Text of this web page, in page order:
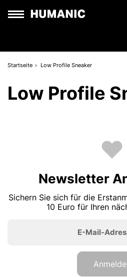
Startseite Low Profile Sneaker
Low Profile
Newsletter
Sichern Sie sich für die
10 Euro für Ihren
E-Mail-